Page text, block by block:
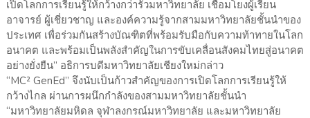
เปิดโลกการเรียนรู้ให้กว้างกว่ารั้วมหาวิทยาลัย เชื่อมโยงผู้เรียน
อาจารย์ ผู้เชี่ยวชาญ และองค์ความรู้จากสามมหาวิทยาลัยชั้นนำของ
ประเทศ เพื่อร่วมกันสร้างบัณฑิตที่พร้อมรับมือกับความท้าทายในโลก
อนาคต และพร้อมเป็นพลังสำคัญในการขับเคลื่อนสังคมไทยสู่อนาคต
อย่างยั่งยืน” อธิการบดีมหาวิทยาลัยเชียงใหม่กล่าว
“MC² GenEd” จึงนับเป็นก้าวสำคัญของการเปิดโลกการเรียนรู้ให้
กว้างไกล ผ่านการผนึกกำลังของสามมหาวิทยาลัยชั้นนำ
“มหาวิทยาลัยมหิดล จุฬาลงกรณ์มหาวิทยาลัย และมหาวิทยาลัย